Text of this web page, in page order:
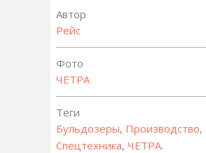
Автор
Рейс
Фото
ЧЕТРА
Теги
Бульдозеры, Производство,
Спецтехника, ЧЕТРА.